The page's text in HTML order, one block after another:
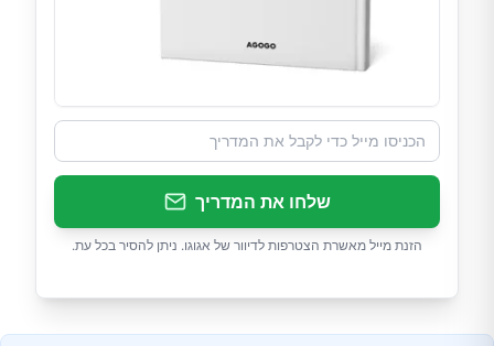
שלחו את המדריך
הזנת מייל מאשרת הצטרפות לדיוור של אגוגו. ניתן להסיר בכל עת.